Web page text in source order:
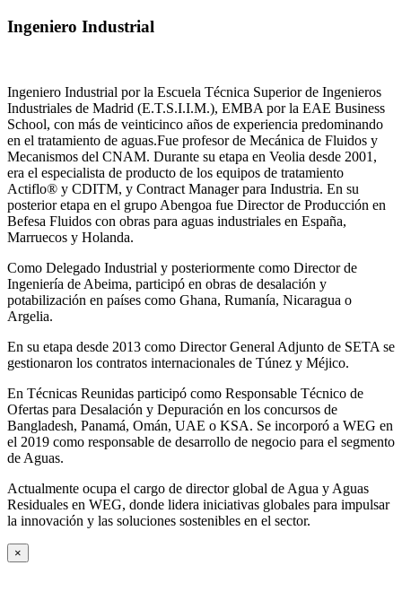
Ingeniero Industrial
Ingeniero Industrial por la Escuela Técnica Superior de Ingenieros
Industriales de Madrid (E.T.S.I.I.M.), EMBA por la EAE Business
School, con más de veinticinco años de experiencia predominando
en el tratamiento de aguas.Fue profesor de Mecánica de Fluidos y
Mecanismos del CNAM. Durante su etapa en Veolia desde 2001,
era el especialista de producto de los equipos de tratamiento
Actiflo® y CDITM, y Contract Manager para Industria. En su
posterior etapa en el grupo Abengoa fue Director de Producción en
Befesa Fluidos con obras para aguas industriales en España,
Marruecos y Holanda.
Como Delegado Industrial y posteriormente como Director de
Ingeniería de Abeima, participó en obras de desalación y
potabilización en países como Ghana, Rumanía, Nicaragua o
Argelia.
En su etapa desde 2013 como Director General Adjunto de SETA se
gestionaron los contratos internacionales de Túnez y Méjico.
En Técnicas Reunidas participó como Responsable Técnico de
Ofertas para Desalación y Depuración en los concursos de
Bangladesh, Panamá, Omán, UAE o KSA. Se incorporó a WEG en
el 2019 como responsable de desarrollo de negocio para el segmento
de Aguas.
Actualmente ocupa el cargo de director global de Agua y Aguas
Residuales en WEG, donde lidera iniciativas globales para impulsar
la innovación y las soluciones sostenibles en el sector.
×